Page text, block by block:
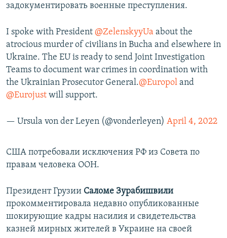
задокументировать военные преступления.
I spoke with President @ZelenskyyUa about the
atrocious murder of civilians in Bucha and elsewhere in
Ukraine. The EU is ready to send Joint Investigation
Teams to document war crimes in coordination with
the Ukrainian Prosecutor General.@Europol and
@Eurojust will support.
— Ursula von der Leyen (@vonderleyen) April 4, 2022
США потребовали исключения РФ из Совета по
правам человека ООН.
Президент Грузии Саломе Зурабишвили
прокомментировала недавно опубликованные
шокирующие кадры насилия и свидетельства
казней мирных жителей в Украине на своей